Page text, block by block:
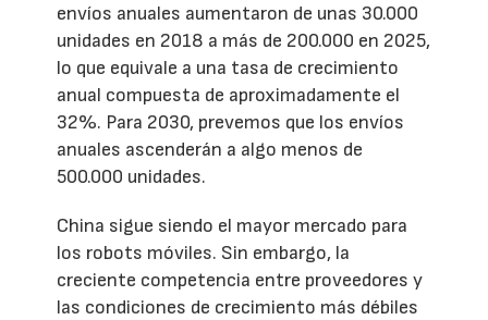
envíos anuales aumentaron de unas 30.000
unidades en 2018 a más de 200.000 en 2025,
lo que equivale a una tasa de crecimiento
anual compuesta de aproximadamente el
32%. Para 2030, prevemos que los envíos
anuales ascenderán a algo menos de
500.000 unidades.
China sigue siendo el mayor mercado para
los robots móviles. Sin embargo, la
creciente competencia entre proveedores y
las condiciones de crecimiento más débiles